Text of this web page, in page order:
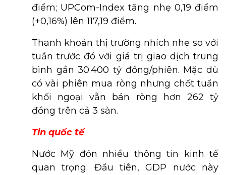
điểm; UPCom-Index tăng nhẹ 0,19 điểm
(+0,16%) lên 117,19 điểm.
Thanh khoản thị trường nhích nhẹ so với
tuần trước đó với giá trị giao dịch trung
bình gần 30.400 tỷ đồng/phiên. Mặc dù
có vài phiên mua ròng nhưng chốt tuần
khối ngoại vẫn bán ròng hơn 262 tỷ
đồng trên cả 3 sàn.
Tin quốc tế
Nước Mỹ đón nhiều thông tin kinh tế
quan trọng. Đầu tiên, GDP nước này